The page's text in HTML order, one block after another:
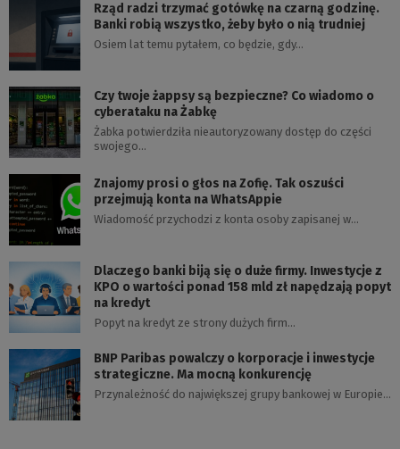
Rząd radzi trzymać gotówkę na czarną godzinę.
Banki robią wszystko, żeby było o nią trudniej
Osiem lat temu pytałem, co będzie, gdy…
Czy twoje żappsy są bezpieczne? Co wiadomo o
cyberataku na Żabkę
Żabka potwierdziła nieautoryzowany dostęp do części
swojego…
Znajomy prosi o głos na Zofię. Tak oszuści
przejmują konta na WhatsAppie
Wiadomość przychodzi z konta osoby zapisanej w…
Dlaczego banki biją się o duże firmy. Inwestycje z
KPO o wartości ponad 158 mld zł napędzają popyt
na kredyt
Popyt na kredyt ze strony dużych firm…
BNP Paribas powalczy o korporacje i inwestycje
strategiczne. Ma mocną konkurencję
Przynależność do największej grupy bankowej w Europie…